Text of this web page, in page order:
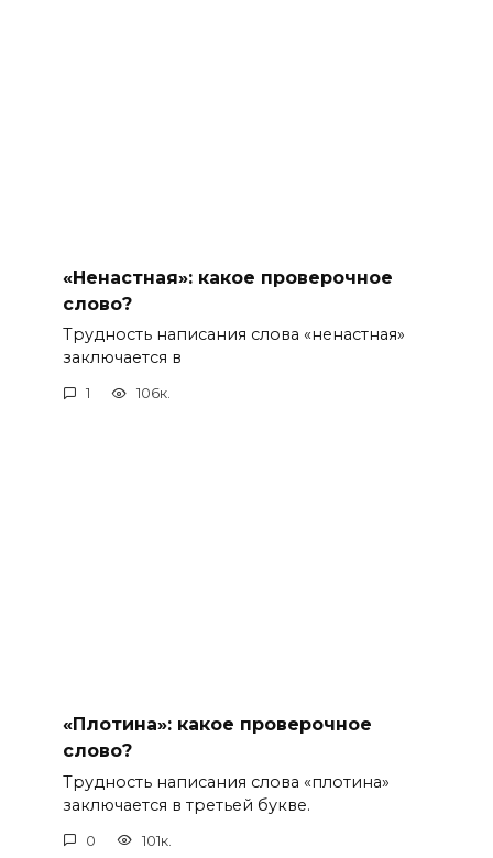
«Ненастная»: какое проверочное
слово?
Трудность написания слова «ненастная»
заключается в
1 106к.
«Плотина»: какое проверочное
слово?
Трудность написания слова «плотина»
заключается в третьей букве.
0 101к.